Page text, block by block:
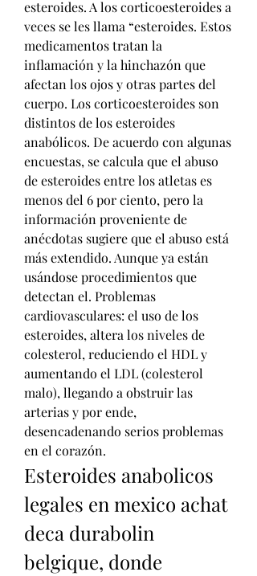
esteroides. A los corticoesteroides a
veces se les llama “esteroides. Estos
medicamentos tratan la
inflamación y la hinchazón que
afectan los ojos y otras partes del
cuerpo. Los corticoesteroides son
distintos de los esteroides
anabólicos. De acuerdo con algunas
encuestas, se calcula que el abuso
de esteroides entre los atletas es
menos del 6 por ciento, pero la
información proveniente de
anécdotas sugiere que el abuso está
más extendido. Aunque ya están
usándose procedimientos que
detectan el. Problemas
cardiovasculares: el uso de los
esteroides, altera los niveles de
colesterol, reduciendo el HDL y
aumentando el LDL (colesterol
malo), llegando a obstruir las
arterias y por ende,
desencadenando serios problemas
en el corazón.
Esteroides anabolicos
legales en mexico achat
deca durabolin
belgique, donde